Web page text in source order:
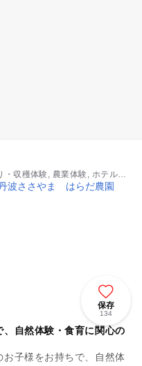
収穫体験, 農業体験, ホテル・
保存
134
自然体験・食育に関心の
子様をお持ちで、自然体